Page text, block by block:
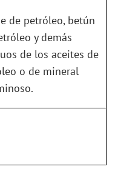
de petróleo, betún
y demás
de los aceites de
o de mineral